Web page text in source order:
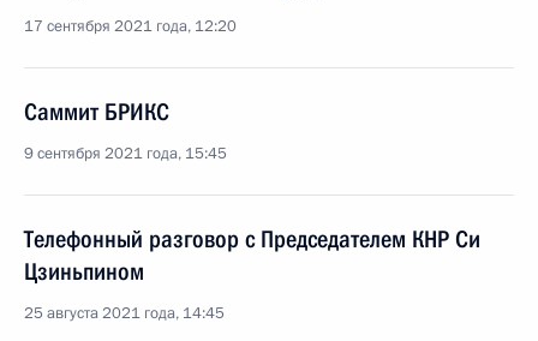
17 сентября 2021 года, 12:20
Саммит БРИКС
9 сентября 2021 года, 15:45
Телефонный разговор с Председателем КНР Си
Цзиньпином
25 августа 2021 года, 14:45